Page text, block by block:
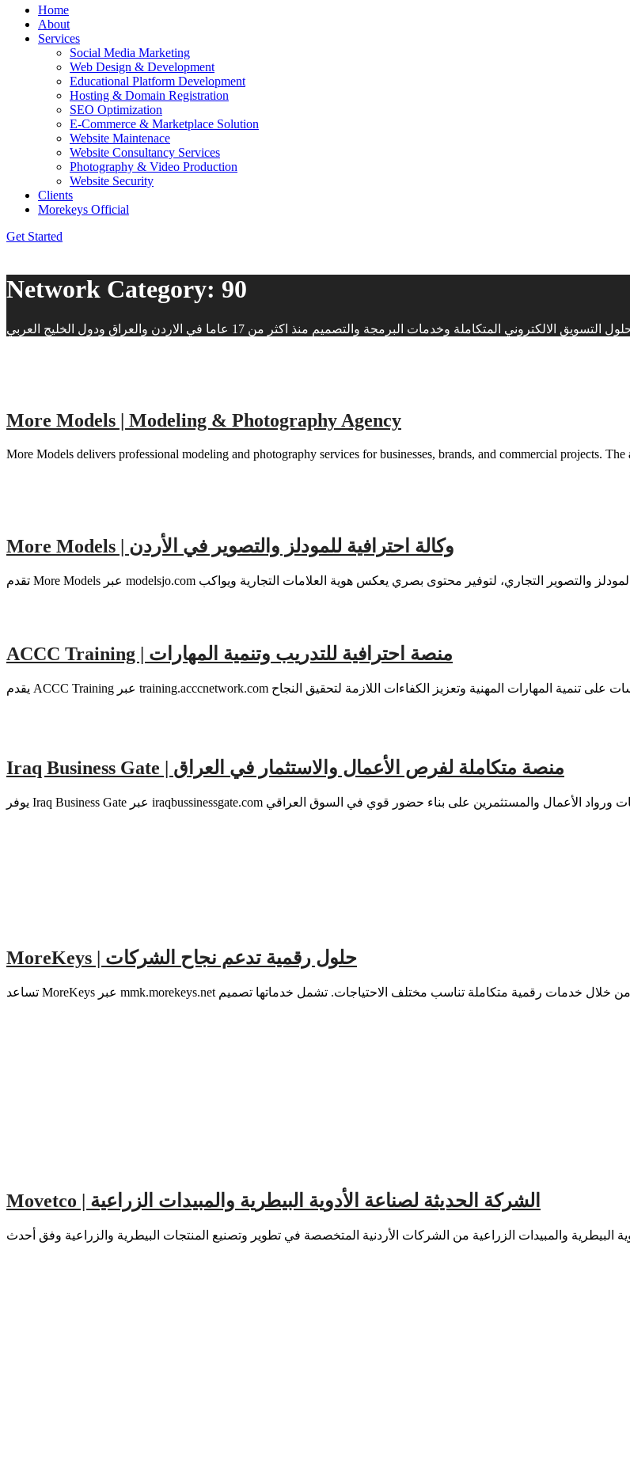
Home
About
Services
Social Media Marketing
Web Design & Development
Educational Platform Development
Hosting & Domain Registration
SEO Optimization
E-Commerce & Marketplace Solution
Website Maintenace
Website Consultancy Services
Photography & Video Production
Website Security
Clients
Morekeys Official
Get Started
Network Category: 90
وخدمات البرمجة والتصميم منذ اكثر من 17 عاما في الاردن والعراق ودول الخليج العربي
More Models | Modeling & Photography Agency
More Models delivers professional modeling and photography services for businesses, brands, and commercial projects.
More Models | وكالة احترافية للمودلز والتصوير في الأردن
ACCC Training | منصة احترافية للتدريب وتنمية المهارات
Iraq Business Gate | منصة متكاملة لفرص الأعمال والاستثمار في العراق
MoreKeys | حلول رقمية تدعم نجاح الشركات
Movetco | الشركة الحديثة لصناعة الأدوية البيطرية والمبيدات الزراعية